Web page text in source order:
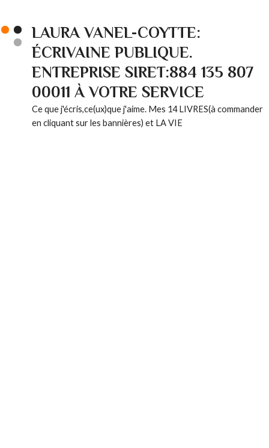
LAURA VANEL-COYTTE:
ÉCRIVAINE PUBLIQUE.
ENTREPRISE SIRET:884 135 807
00011 À VOTRE SERVICE
Ce que j'écris,ce(ux)que j'aime. Mes 14 LIVRES(à commander
en cliquant sur les bannières) et LA VIE